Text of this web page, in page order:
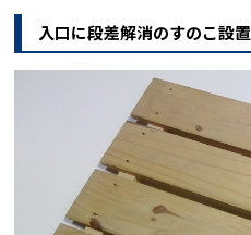
入口に段差解消のすのこ設置